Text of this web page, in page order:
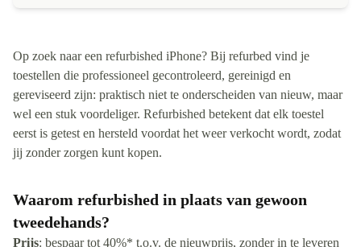
Op zoek naar een refurbished iPhone? Bij refurbed vind je
toestellen die professioneel gecontroleerd, gereinigd en
gereviseerd zijn: praktisch niet te onderscheiden van nieuw, maar
wel een stuk voordeliger. Refurbished betekent dat elk toestel
eerst is getest en hersteld voordat het weer verkocht wordt, zodat
jij zonder zorgen kunt kopen.
Waarom refurbished in plaats van gewoon
tweedehands?
Prijs: bespaar tot 40%* t.o.v. de nieuwprijs, zonder in te leveren